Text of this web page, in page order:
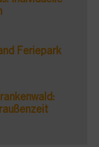
Feriepark